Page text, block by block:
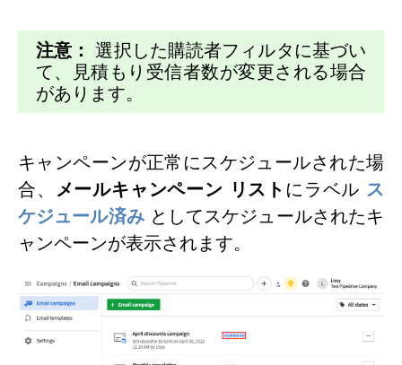
注意： 選択した購読者フィルタに基づい
て、見積もり受信者数が変更される場合
があります。
キャンペーンが正常にスケジュールされた場
合、 メールキャンペーン リスト にラベル ス
ケジュール済みとしてスケジュールされたキ
ャンペーンが表示されます。